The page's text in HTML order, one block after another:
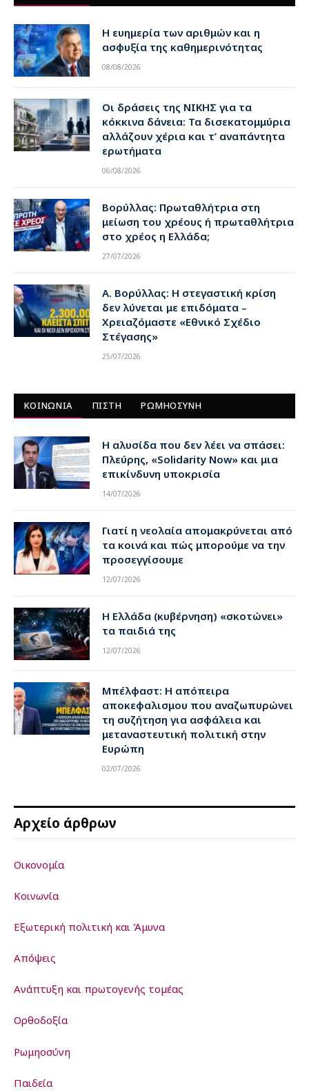
Η ευημερία των αριθμών και η
ασφυξία της καθημερινότητας
08/08/2026
Οι δράσεις της ΝΙΚΗΣ για τα
κόκκινα δάνεια: Τα δισεκατομμύρια
αλλάζουν χέρια και τ’ αναπάντητα
ερωτήματα
06/08/2026
Βορύλλας: Πρωταθλήτρια στη
μείωση του χρέους ή πρωταθλήτρια
στο χρέος η Ελλάδα;
27/07/2026
Α. Βορύλλας: Η στεγαστική κρίση
δεν λύνεται με επιδόματα –
Χρειαζόμαστε «Εθνικό Σχέδιο
Στέγασης»
25/07/2026
ΚΟΙΝΩΝΙΑ ΠΙΣΤΗ ΡΩΜΗΟΣΥΝΗ
Η αλυσίδα που δεν λέει να σπάσει:
Πλεύρης, «Solidarity Now» και μια
επικίνδυνη υποκρισία
14/07/2026
Γιατί η νεολαία απομακρύνεται από
τα κοινά και πώς μπορούμε να την
προσεγγίσουμε
12/07/2026
Η Ελλάδα (κυβέρνηση) «σκοτώνει»
τα παιδιά της
12/07/2026
Μπέλφαστ: Η απόπειρα
αποκεφαλισμου που αναζωπυρώνει
τη συζήτηση για ασφάλεια και
μεταναστευτική πολιτική στην
Ευρώπη
02/07/2026
Αρχείο άρθρων
Οικονομία
Κοινωνία
Εξωτερική πολιτική και Άμυνα
Απόψεις
Ανάπτυξη και πρωτογενής τομέας
Ορθοδοξία
Ρωμηοσύνη
Παιδεία